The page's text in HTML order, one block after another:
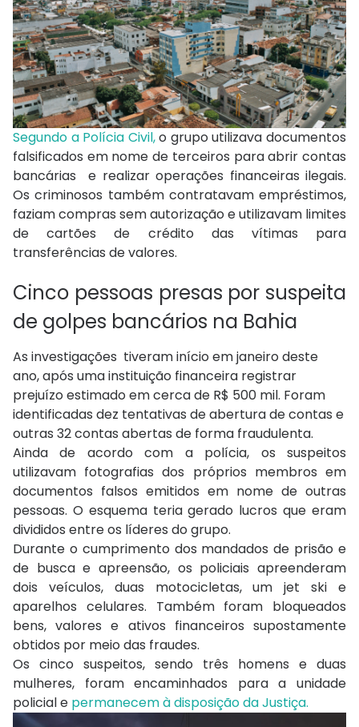
Segundo a Polícia Civil,o grupo utilizava documentos
falsificados em nome de terceiros para abrir contas
bancárias e realizar operações financeiras ilegais.
Os criminosos também contratavam empréstimos,
faziam compras sem autorização e utilizavam limites
de cartões de crédito das vítimas para
transferências de valores.
Cinco pessoas presas por suspeita
de golpes bancários na Bahia
As investigações tiveram início em janeiro deste
ano, após uma instituição financeira registrar
prejuízo estimado em cerca de R$ 500 mil. Foram
identificadas dez tentativas de abertura de contas e
outras 32 contas abertas de forma fraudulenta.
Ainda de acordo com a polícia, os suspeitos
utilizavam fotografias dos próprios membros em
documentos falsos emitidos em nome de outras
pessoas. O esquema teria gerado lucros que eram
divididos entre os líderes do grupo.
Durante o cumprimento dos mandados de prisão e
de busca e apreensão, os policiais apreenderam
dois veículos, duas motocicletas, um jet ski e
aparelhos celulares. Também foram bloqueados
bens, valores e ativos financeiros supostamente
obtidos por meio das fraudes.
Os cinco suspeitos, sendo três homens e duas
mulheres, foram encaminhados para a unidade
policial e permanecem à disposição da Justiça.